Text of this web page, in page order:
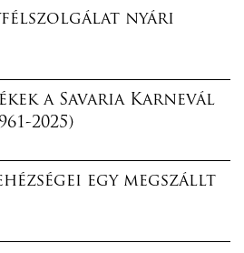
nyári
a Savaria Karnevál
2025)
egy megszállt